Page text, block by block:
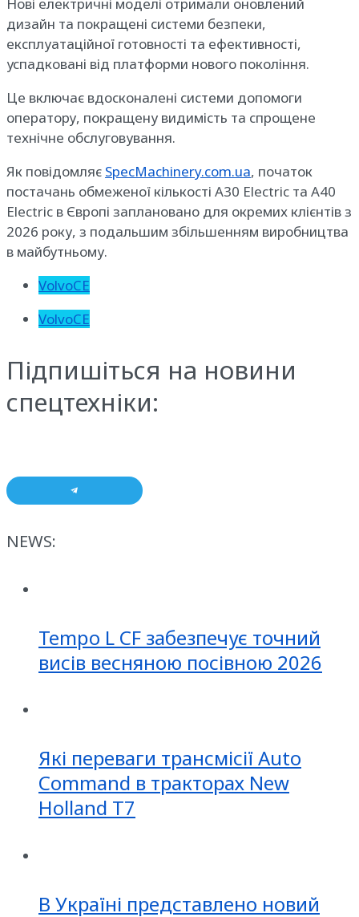
дизайн та покращені системи безпеки,
експлуатаційної готовності та ефективності,
успадковані від платформи нового покоління.
Це включає вдосконалені системи допомоги
оператору, покращену видимість та спрощене
технічне обслуговування.
Як повідомляє SpecMachinery.com.ua, початок
постачань обмеженої кількості A30 Electric та A40
Electric в Європі заплановано для окремих клієнтів з
2026 року, з подальшим збільшенням виробництва
в майбутньому.
VolvoCE
VolvoCE
Підпишіться на новини
спецтехніки:
NEWS:
Tempo L CF забезпечує точний
висів весняною посівною 2026
Які переваги трансмісії Auto
Command в тракторах New
Holland T7
В Україні представлено новий